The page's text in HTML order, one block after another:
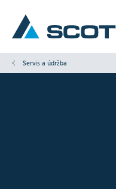
Servis a údržba